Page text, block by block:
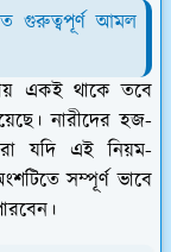
গুরুত্বপূর্ণ আমল
একই থাকে তবে
নারীদের হজ-
যদি এই নিয়ম-
সম্পূর্ণ ভাবে